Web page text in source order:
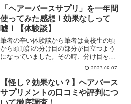
「ヘアーバースサプリ」を一年間
使ってみた感想！効果なしって
嘘！【体験談】
筆者の辛い体験談から筆者は高校生の頃
から頭頂部の分け目の部分が目立つよう
になっていました。その時、分け目を変
えるなどしてごまかしていました。若い
頃はそれで何とかなっていましたが、30
代後半になってくると抜け毛も増えて、
頭頂部の薄さが気になる...
2023.09.07
【怪し？効果ない？】ヘアバース
サプリメントの口コミや評判につ
いて徹底調査！